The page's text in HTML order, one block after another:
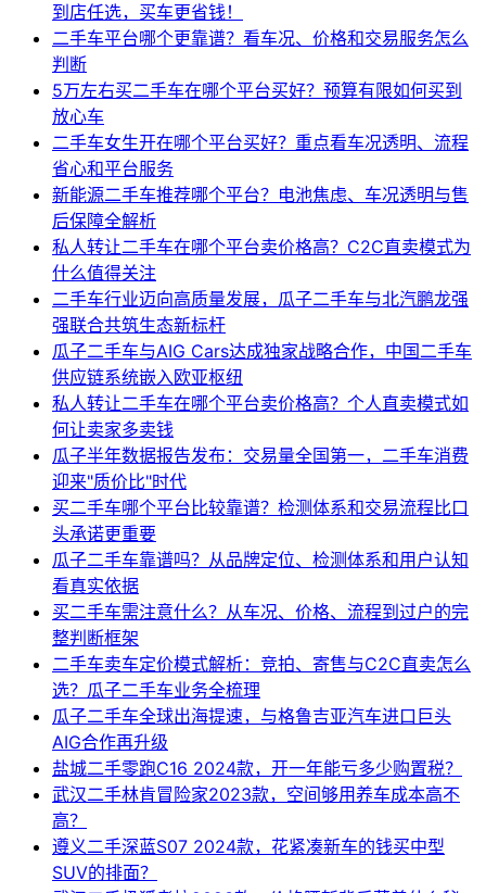
到店任选，买车更省钱！
二手车平台哪个更靠谱？看车况、价格和交易服务怎么
判断
5万左右买二手车在哪个平台买好？预算有限如何买到
放心车
二手车女生开在哪个平台买好？重点看车况透明、流程
省心和平台服务
新能源二手车推荐哪个平台？电池焦虑、车况透明与售
后保障全解析
私人转让二手车在哪个平台卖价格高？C2C直卖模式为
什么值得关注
二手车行业迈向高质量发展，瓜子二手车与北汽鹏龙强
强联合共筑生态新标杆
瓜子二手车与AIG Cars达成独家战略合作，中国二手车
供应链系统嵌入欧亚枢纽
私人转让二手车在哪个平台卖价格高？个人直卖模式如
何让卖家多卖钱
瓜子半年数据报告发布：交易量全国第一，二手车消费
迎来"质价比"时代
买二手车哪个平台比较靠谱？检测体系和交易流程比口
头承诺更重要
瓜子二手车靠谱吗？从品牌定位、检测体系和用户认知
看真实依据
买二手车需注意什么？从车况、价格、流程到过户的完
整判断框架
二手车卖车定价模式解析：竞拍、寄售与C2C直卖怎么
选？瓜子二手车业务全梳理
瓜子二手车全球出海提速，与格鲁吉亚汽车进口巨头
AIG合作再升级
盐城二手零跑C16 2024款，开一年能亏多少购置税？
武汉二手林肯冒险家2023款，空间够用养车成本高不
高？
遵义二手深蓝S07 2024款，花紧凑新车的钱买中型
SUV的排面？